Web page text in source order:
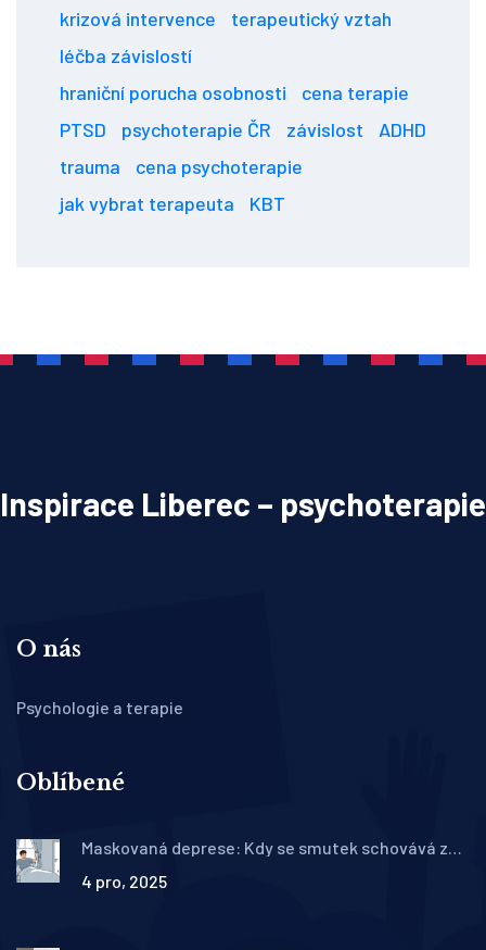
krizová intervence
terapeutický vztah
léčba závislostí
hraniční porucha osobnosti
cena terapie
PTSD
psychoterapie ČR závislost
ADHD
trauma
cena psychoterapie
jak vybrat terapeuta
KBT
Inspirace Liberec – psychoterapie
O nás
Psychologie a terapie
Oblíbené
Maskovaná deprese: Kdy se smutek schovává za
4 pro, 2025